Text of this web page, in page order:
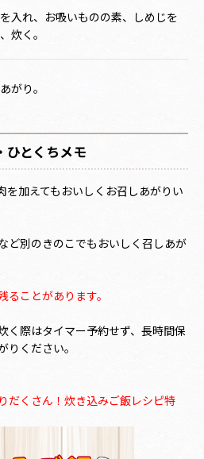
入れ、お吸いものの素、しめじを
炊く。
がり。
ひとくちメモ
を加えてもおいしくお召しあがりい
ど別のきのこでもおいしく召しあが
ることがあります。
く際はタイマー予約せず、長時間保
りください。
だくさん！炊き込みご飯レシピ特